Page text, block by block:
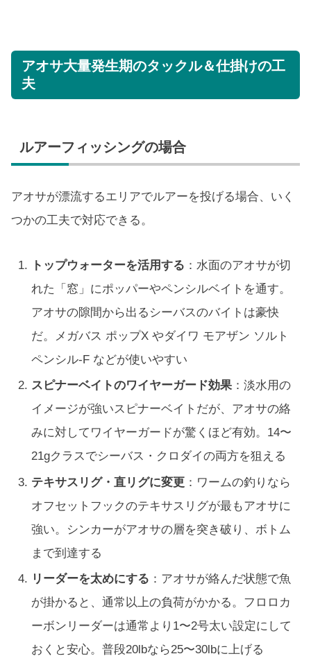
アオサ大量発生期のタックル＆仕掛けの工
夫
ルアーフィッシングの場合
アオサが漂流するエリアでルアーを投げる場合、いく
つかの工夫で対応できる。
トップウォーターを活用する ：水面のアオサが切
れた「窓」にポッパーやペンシルベイトを通す。
アオサの隙間から出るシーバスのバイトは豪快
だ。メガバス ポップX やダイワ モアザン ソルト
ペンシル-F などが使いやすい
スピナーベイトのワイヤーガード効果 ：淡水用の
イメージが強いスピナーベイトだが、アオサの絡
みに対してワイヤーガードが驚くほど有効。14〜
21gクラスでシーバス・クロダイの両方を狙える
テキサスリグ・直リグに変更 ：ワームの釣りなら
オフセットフックのテキサスリグが最もアオサに
強い。シンカーがアオサの層を突き破り、ボトム
まで到達する
リーダーを太めにする ：アオサが絡んだ状態で魚
が掛かると、通常以上の負荷がかかる。フロロカ
ーボンリーダーは通常より1〜2号太い設定にして
おくと安心。普段20lbなら25〜30lbに上げる